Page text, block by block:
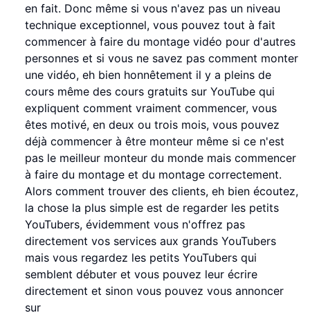
en fait. Donc même si vous n'avez pas un niveau
technique exceptionnel, vous pouvez tout à fait
commencer à faire du montage vidéo pour d'autres
personnes et si vous ne savez pas comment monter
une vidéo, eh bien honnêtement il y a pleins de
cours même des cours gratuits sur YouTube qui
expliquent comment vraiment commencer, vous
êtes motivé, en deux ou trois mois, vous pouvez
déjà commencer à être monteur même si ce n'est
pas le meilleur monteur du monde mais commencer
à faire du montage et du montage correctement.
Alors comment trouver des clients, eh bien écoutez,
la chose la plus simple est de regarder les petits
YouTubers, évidemment vous n'offrez pas
directement vos services aux grands YouTubers
mais vous regardez les petits YouTubers qui
semblent débuter et vous pouvez leur écrire
directement et sinon vous pouvez vous annoncer
sur